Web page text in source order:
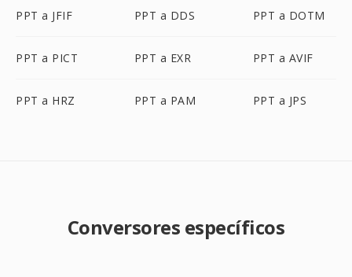
PPT a JFIF PPT a DDS PPT a DOTM
PPT a PICT PPT a EXR PPT a AVIF
PPT a HRZ PPT a PAM PPT a JPS
Conversores específicos